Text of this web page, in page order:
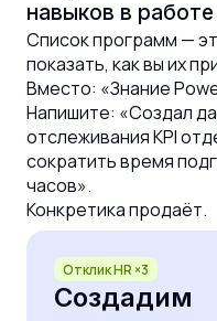
навыков в работе
Список программ —
показать, как вы их
Вместо: «Знание
Напишите: «Создал
отслеживания KPI
сократить время
часов».
Конкретика продаёт.
Отклик HR ×3
Создадим